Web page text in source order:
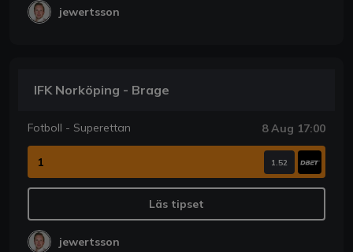
jewertsson
IFK Norköping - Brage
Fotboll - Superettan 8 Aug 17:00
1 1.52
Läs tipset
jewertsson